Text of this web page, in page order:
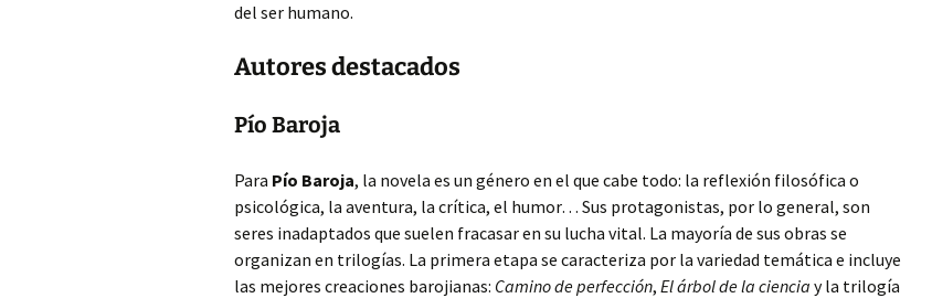
del ser humano.
Autores destacados
Pío Baroja
Para Pío Baroja, la novela es un género en el que cabe todo: la reflexión filosófica o
psicológica, la aventura, la crítica, el humor… Sus protagonistas, por lo general, son
seres inadaptados que suelen fracasar en su lucha vital. La mayoría de sus obras se
organizan en trilogías. La primera etapa se caracteriza por la variedad temática e incluye
las mejores creaciones barojianas: Camino de perfección, El árbol de la ciencia y la trilogía